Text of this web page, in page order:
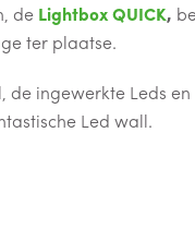
de Lightbox QUICK,
ter plaatse.
de ingewerkte Leds
Led wall.